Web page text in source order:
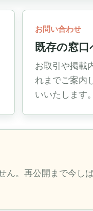
お問い合わせ
既存の窓口
お取引や掲載
れまでご案内
いいたします。
ん。再公開まで今し